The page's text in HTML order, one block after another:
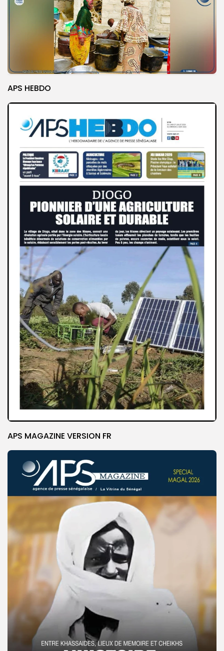
APS HEBDO
APS MAGAZINE VERSION FR